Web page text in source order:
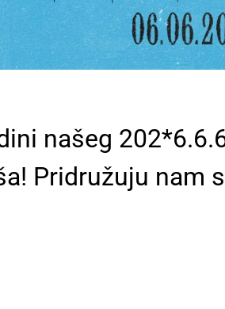
našeg
Pridružuju nam